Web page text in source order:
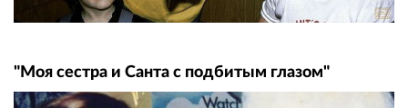
"Моя сестра и Санта с подбитым глазом"